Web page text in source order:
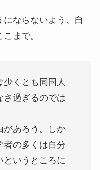
ならないよう、自
まで。
くとも同国人
さ過ぎるのでは
あろう。しか
者の多くは自分
というところに